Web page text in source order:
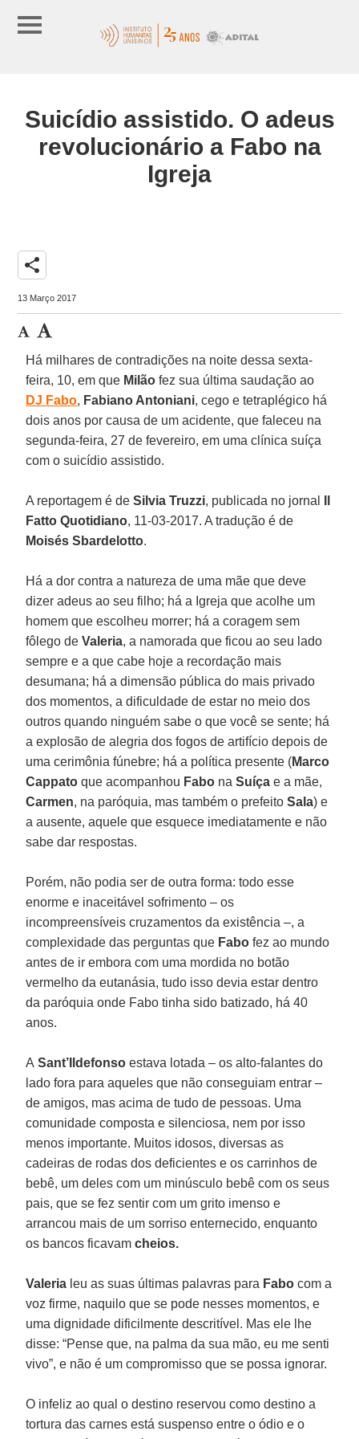
Suicídio assistido. O adeus
revolucionário a Fabo na
Igreja
share
13 Março 2017
Há milhares de contradições na noite dessa sexta-
feira, 10, em que Milão fez sua última saudação ao
DJ Fabo, Fabiano Antoniani, cego e tetraplégico há
dois anos por causa de um acidente, que faleceu na
segunda-feira, 27 de fevereiro, em uma clínica suíça
com o suicídio assistido.
A reportagem é deSilvia Truzzi, publicada no jornal
Fatto Quotidiano, 11-03-2017. A tradução é de
Moisés Sbardelotto.
Há a dor contra a natureza de uma mãe que deve
dizer adeus ao seu filho; há a Igreja que acolhe um
homem que escolheu morrer; há a coragem sem
fôlego deValeria, a namorada que ficou ao seu lado
sempre e a que cabe hoje a recordação mais
desumana; há a dimensão pública do mais privado
dos momentos, a dificuldade de estar no meio dos
outros quando ninguém sabe o que você se sente; há
a explosão de alegria dos fogos de artifício depois de
uma cerimônia fúnebre; há a política presente (Marco
Cappato que acompanhou Fabo naSuíça e a mãe,
Carmen, na paróquia, mas também o prefeitoSala) e
a ausente, aquele que esquece imediatamente e não
sabe dar respostas.
Porém, não podia ser de outra forma: todo esse
enorme e inaceitável sofrimento – os
incompreensíveis cruzamentos da existência –, a
complexidade das perguntas que Fabo fez ao mundo
antes de ir embora com uma mordida no botão
vermelho da eutanásia, tudo isso devia estar dentro
da paróquia onde Fabo tinha sido batizado, há 40
anos.
A Sant’Ildefonso estava lotada – os alto-falantes do
lado fora para aqueles que não conseguiam entrar –
de amigos, mas acima de tudo de pessoas. Uma
comunidade composta e silenciosa, nem por isso
menos importante. Muitos idosos, diversas as
cadeiras de rodas dos deficientes e os carrinhos de
bebê, um deles com um minúsculo bebê com os seus
pais, que se fez sentir com um grito imenso e
arrancou mais de um sorriso enternecido, enquanto
os bancos ficavamcheios.
Valeria leu as suas últimas palavras para Fabo com a
voz firme, naquilo que se pode nesses momentos, e
uma dignidade dificilmente descritível. Mas ele lhe
disse: “Pense que, na palma da sua mão, eu me senti
vivo”, e não é um compromisso que se possa ignorar.
O infeliz ao qual o destino reservou como destino a
tortura das carnes está suspenso entre o ódio e o